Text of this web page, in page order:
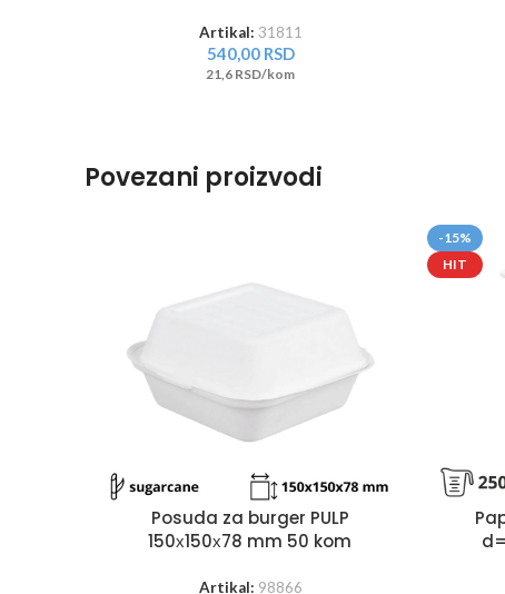
Artikal: 31811
540,00 RSD
21,6 RSD/kom
Povezani proizvodi
Posuda za burger PULP
150х150х78 mm 50 kom
Artikal: 98866
-15%
HIT